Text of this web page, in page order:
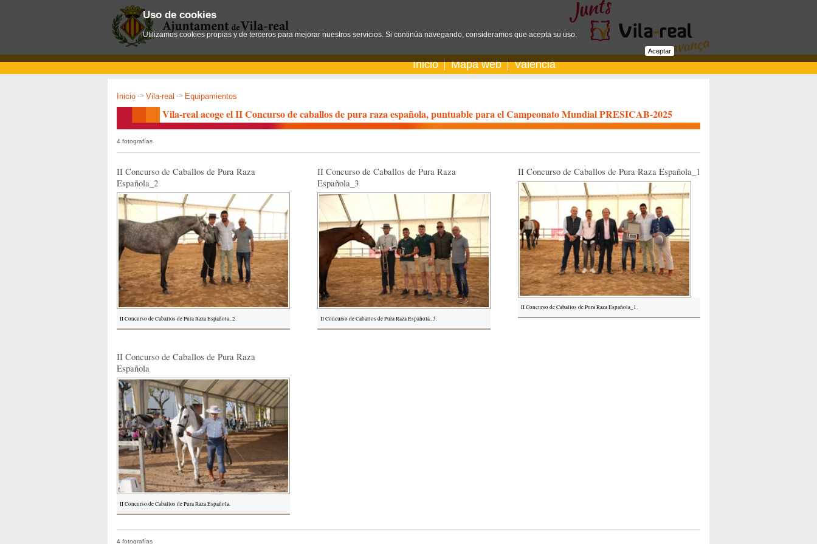
Inicio Mapa web Valencià
Inicio -> Vila-real -> Equipamientos
Vila-real acoge el II Concurso de caballos de pura raza española, puntuable para el Campeonato Mundial PRESICAB-2025
4 fotografías
II Concurso de Caballos de Pura Raza
Española_2
II Concurso de Caballos de Pura Raza Española_2.
II Concurso de Caballos de Pura Raza
Española_3
II Concurso de Caballos de Pura Raza Española_3.
II Concurso de Caballos de Pura Raza Española_1
II Concurso de Caballos de Pura Raza Española_1.
II Concurso de Caballos de Pura Raza
Española
II Concurso de Caballos de Pura Raza Española.
4 fotografías
Uso de cookies
Utilizamos cookies propias y de terceros para mejorar nuestros servicios. Si continúa navegando, consideramos que acepta su uso.
Aceptar